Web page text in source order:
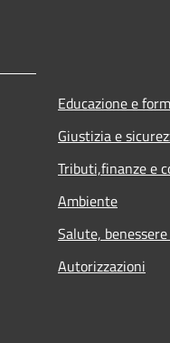
Educazione e
Giustizia e
Tributi,finanze e
Ambiente
Salute,
Autorizzazioni